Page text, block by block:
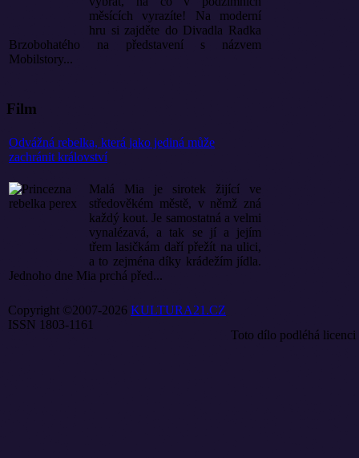
měsících vyrazíte! Na moderní
hru si zajděte do Divadla Radka
Brzobohatého na představení s názvem
Mobilstory...
Film
Odvážná rebelka, která jako jediná může
zachránit království
Malá Mia je sirotek žijící ve
středověkém městě, v němž zná
každý kout. Je samostatná a velmi
vynalézavá, a tak se jí a jejím
třem lasičkám daří přežít na ulici,
a to zejména díky krádežím jídla.
Jednoho dne Mia prchá před...
Copyright ©2007-2026 KULTURA21.CZ
ISSN 1803-1161
Toto dílo podléhá licenci